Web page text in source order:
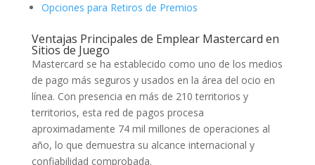
Opciones para Retiros de Premios
Ventajas Principales de Emplear Mastercard en
Sitios de Juego
Mastercard se ha establecido como uno de los medios
de pago más seguros y usados en la área del ocio en
línea. Con presencia en más de 210 territorios y
territorios, esta red de pagos procesa
aproximadamente 74 mil millones de operaciones al
año, lo que demuestra su alcance internacional y
confiabilidad comprobada.